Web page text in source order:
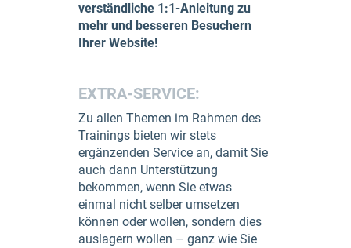
verständliche 1:1-Anleitung zu
mehr und besseren Besuchern
Ihrer Website!
EXTRA-SERVICE:
Zu allen Themen im Rahmen des
Trainings bieten wir stets
ergänzenden Service an, damit Sie
auch dann Unterstützung
bekommen, wenn Sie etwas
einmal nicht selber umsetzen
können oder wollen, sondern dies
auslagern wollen – ganz wie Sie